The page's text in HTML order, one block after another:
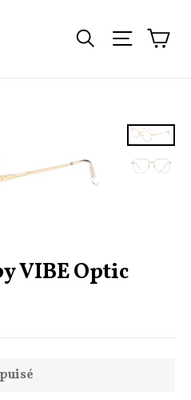
Rechercher
VIBE Optic